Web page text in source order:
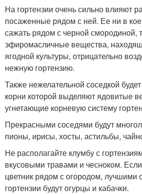
На гортензии очень сильно влияют
посаженные рядом с ней. Ее ни в
сажать рядом с черной смородиной,
эфиромасличные вещества,
ягодной культуры, отрицательно
нежную гортензию.
Также нежелательной соседкой
корни которой выделяют ядовитые
угнетающие корневую систему
Прекрасными соседями будут
пионы, ирисы, хосты, астильбы,
Не располагайте клумбу с
вкусовыми травами и чесноком.
цветник рядом с огородом, лучшими
гортензии будут огурцы и кабачки.